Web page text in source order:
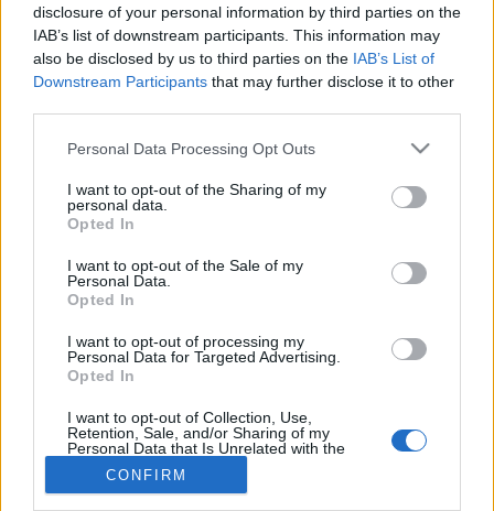
disclosure of your personal information by third parties on the
IAB’s list of downstream participants. This information may
also be disclosed by us to third parties on the IAB’s List of
Downstream Participants that may further disclose it to other
Please note that this website/app uses one or more Google
not limited to your visit or usage behaviour. You may click to
grant or deny consent to Google and its third-party tags to
use your data for below specified purposes in below Google
consent section.
Personal Data Processing Opt Outs
I want to opt-out of the Sharing of my
personal data.
Opted In
I want to opt-out of the Sale of my
Personal Data.
Opted In
I want to opt-out of processing my
Personal Data for Targeted Advertising.
Opted In
I want to opt-out of Collection, Use,
Retention, Sale, and/or Sharing of my
Personal Data that Is Unrelated with the
Purposes for which it was collected.
Opted Out
CONFIRM
Mentális betegségek
Mentális betegségek